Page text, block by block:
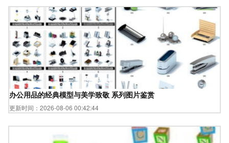
办公用品的经典模型与美学致敬 系列图片鉴赏
更新时间：2026-08-06 00:42:44